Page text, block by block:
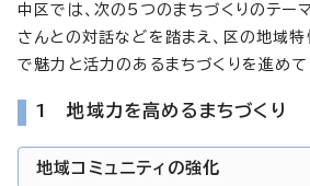
中区では、次の5つのまちづくりのテー
さんとの対話などを踏まえ、区の地域
で魅力と活力のあるまちづくりを進めて
1 地域力を高めるまちづくり
地域コミュニティの強化